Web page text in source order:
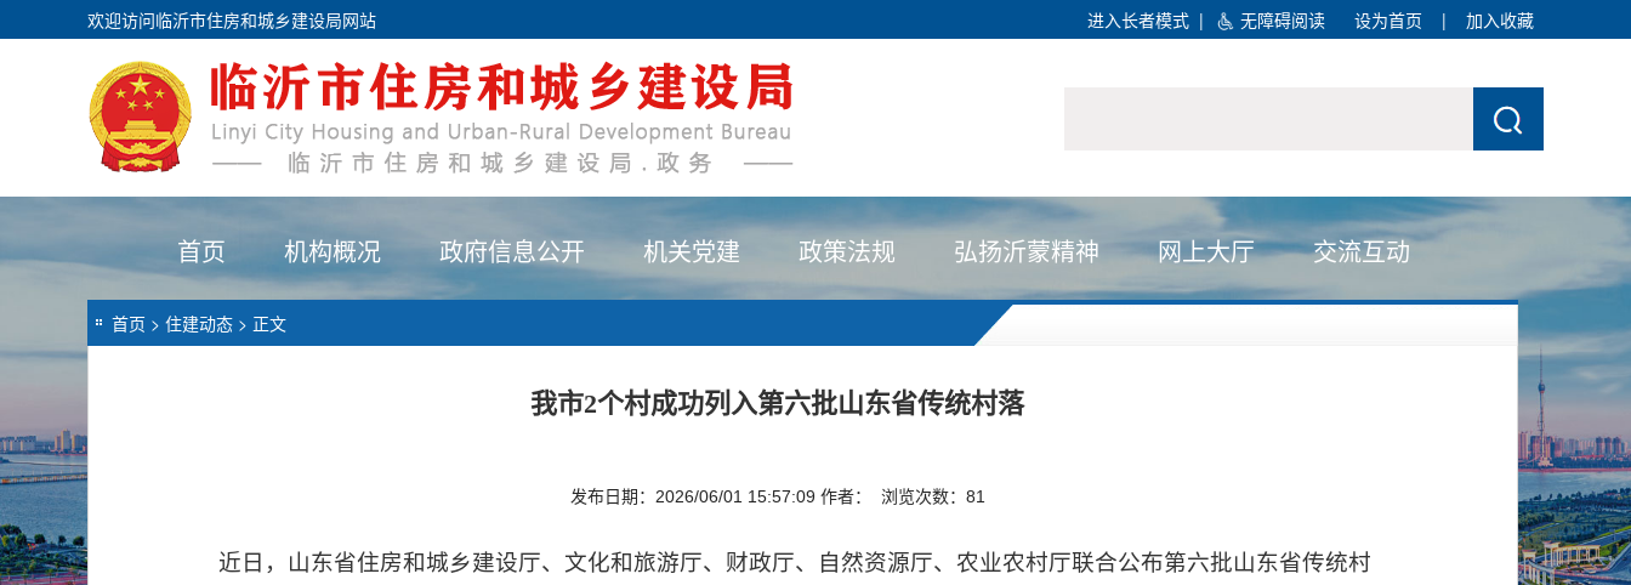
欢迎访问临沂市住房和城乡建设局网站 进入长者模式 | 无障碍阅读 设为首页 | 加入收藏
首页 机构概况 政府信息公开 机关党建 政策法规 弘扬沂蒙精神 网上大厅 交流互动
首页 > 住建动态 > 正文
我市2个村成功列入第六批山东省传统村落
发布日期：2026/06/01 15:57:09 作者： 浏览次数： 81
近日，山东省住房和城乡建设厅、文化和旅游厅、财政厅、自然资源厅、农业农村厅联合公布第六批山东省传统村